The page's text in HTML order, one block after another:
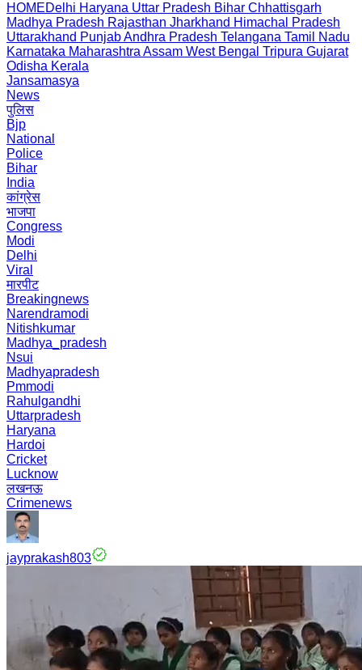
HOMEDelhi Haryana Uttar Pradesh Bihar Chhattisgarh
Madhya Pradesh Rajasthan Jharkhand Himachal Pradesh
Uttarakhand PunjabAndhra Pradesh Telangana Tamil Nadu
Karnataka Maharashtra Assam West Bengal Tripura Gujarat
Odisha Kerala
Jansamasya
News
पुलिस
Bjp
National
Police
Bihar
India
कांग्रेस
भाजपा
Congress
Modi
Delhi
Viral
मारपीट
Breakingnews
Narendramodi
Nitishkumar
Madhya_pradesh
Nsui
Madhyapradesh
Pmmodi
Rahulgandhi
Uttarpradesh
Haryana
Hardoi
Cricket
Lucknow
लखनऊ
Crimenews
jayprakash803